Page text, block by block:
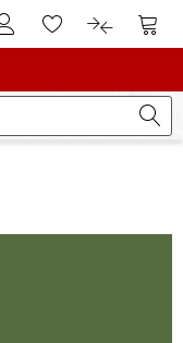
Al conto clienteAlla lista
Al Al